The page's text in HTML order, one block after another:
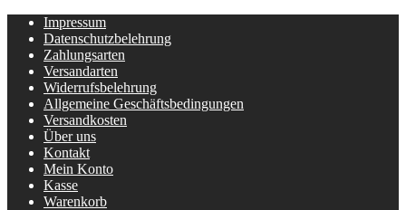
Impressum
Datenschutzbelehrung
Zahlungsarten
Versandarten
Widerrufsbelehrung
Allgemeine Geschäftsbedingungen
Versandkosten
Über uns
Kontakt
Mein Konto
Kasse
Warenkorb